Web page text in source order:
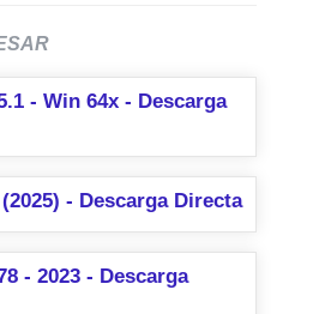
- Win 64x - Descarga
- Descarga Directa
- 2023 - Descarga